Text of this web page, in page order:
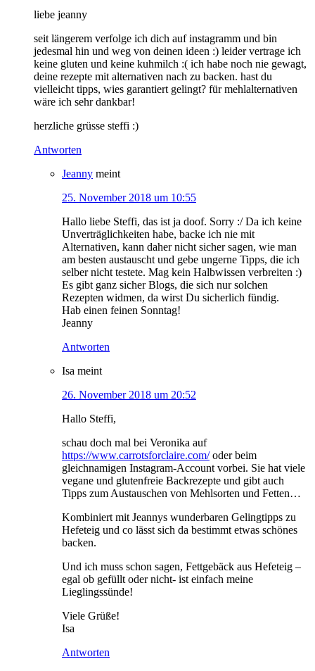
liebe jeanny
seit längerem verfolge ich dich auf instagramm und bin
jedesmal hin und weg von deinen ideen :) leider vertrage ich
keine gluten und keine kuhmilch :( ich habe noch nie gewagt,
deine rezepte mit alternativen nach zu backen. hast du
vielleicht tipps, wies garantiert gelingt? für mehlalternativen
wäre ich sehr dankbar!
herzliche grüsse steffi :)
Antworten
Jeanny meint
25. November 2018 um 10:55
Hallo liebe Steffi, das ist ja doof. Sorry :/ Da ich keine
Unverträglichkeiten habe, backe ich nie mit
Alternativen, kann daher nicht sicher sagen, wie man
am besten austauscht und gebe ungerne Tipps, die ich
selber nicht testete. Mag kein Halbwissen verbreiten :)
Es gibt ganz sicher Blogs, die sich nur solchen
Rezepten widmen, da wirst Du sicherlich fündig.
Hab einen feinen Sonntag!
Jeanny
Antworten
Isa meint
26. November 2018 um 20:52
Hallo Steffi,
schau doch mal bei Veronika auf
https://www.carrotsforclaire.com/oder beim
gleichnamigen Instagram-Account vorbei. Sie hat viele
vegane und glutenfreie Backrezepte und gibt auch
Tipps zum Austauschen von Mehlsorten und Fetten…
Kombiniert mit Jeannys wunderbaren Gelingtipps zu
Hefeteig und co lässt sich da bestimmt etwas schönes
backen.
Und ich muss schon sagen, Fettgebäck aus Hefeteig –
egal ob gefüllt oder nicht- ist einfach meine
Lieglingssünde!
Viele Grüße!
Isa
Antworten